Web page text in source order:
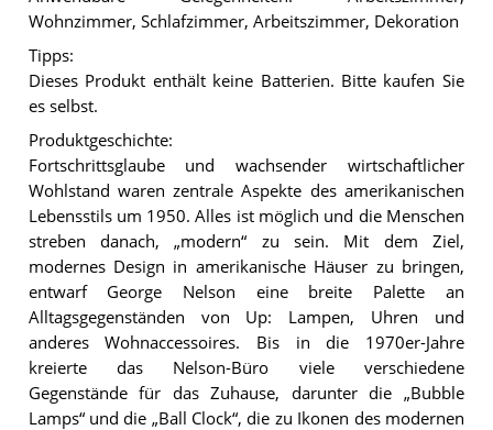
Wohnzimmer, Schlafzimmer, Arbeitszimmer, Dekoration
Tipps:
Dieses Produkt enthält keine Batterien. Bitte kaufen Sie
es selbst.
Produktgeschichte:
Fortschrittsglaube und wachsender wirtschaftlicher
Wohlstand waren zentrale Aspekte des amerikanischen
Lebensstils um 1950. Alles ist möglich und die Menschen
streben danach, „modern“ zu sein. Mit dem Ziel,
modernes Design in amerikanische Häuser zu bringen,
entwarf George Nelson eine breite Palette an
Alltagsgegenständen von Up: Lampen, Uhren und
anderes Wohnaccessoires. Bis in die 1970er-Jahre
kreierte das Nelson-Büro viele verschiedene
Gegenstände für das Zuhause, darunter die „Bubble
Lamps“ und die „Ball Clock“, die zu Ikonen des modernen